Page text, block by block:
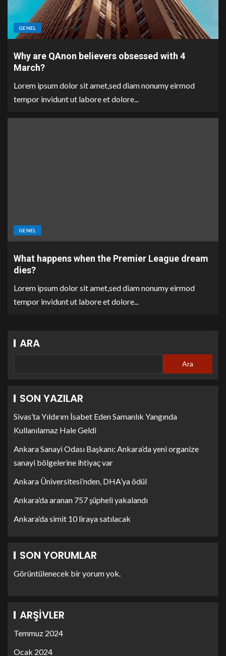
GENEL
Why are QAnon believers obsessed with 4
March?
Lorem ipsum dolor sit amet,sed diam nonumy eirmod
tempor invidunt ut labore et dolore...
GENEL
What happens when the Premier League dream
dies?
Lorem ipsum dolor sit amet,sed diam nonumy eirmod
tempor invidunt ut labore et dolore...
ARA
Ara
SON YAZILAR
Sivas’ta Yıldırım İsabet Eden Samanlık Yangında
Kullanılamaz Hale Geldi
Ankara Sanayi Odası Başkanı: Ankara’da yeni organize
sanayi bölgelerine ihtiyaç var
Ankara Üniversitesi’nden, DHA’ya ödül
Ankara’da aranan 757 şüpheli yakalandı
Ankara’da simit 10 liraya satılacak
SON YORUMLAR
Görüntülenecek bir yorum yok.
ARŞIVLER
Temmuz 2024
Ocak 2024